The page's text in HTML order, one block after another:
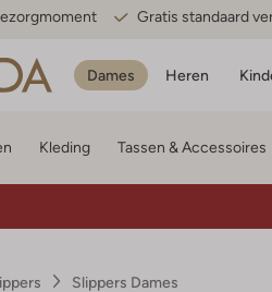
Gratis standaard
Dames Heren
Kleding Tassen & Accessoires
Slippers Dames